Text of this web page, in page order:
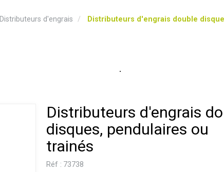
Distributeurs d'engrais Distributeurs d'engrais double
Distributeurs d'engrais
disques, pendulaires ou
trainés
Réf : 73738